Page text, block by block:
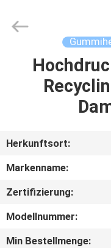
HAUS
PRODUKTE
ÜBER
UNS
FABRIK-
AUSFLUG
CO.,LTD.
Herkunftsort:
Markenname:
Zertifizierung:
Modellnummer:
Min Bestellmenge: